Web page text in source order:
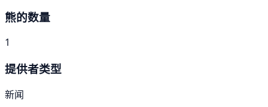
熊的数量
1
提供者类型
新闻